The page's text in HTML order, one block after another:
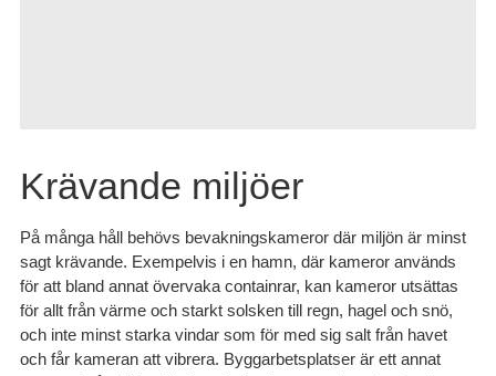
Krävande miljöer
På många håll behövs bevakningskameror där miljön är minst
sagt krävande. Exempelvis i en hamn, där kameror används
för att bland annat övervaka containrar, kan kameror utsättas
för allt från värme och starkt solsken till regn, hagel och snö,
och inte minst starka vindar som för med sig salt från havet
och får kameran att vibrera. Byggarbetsplatser är ett annat